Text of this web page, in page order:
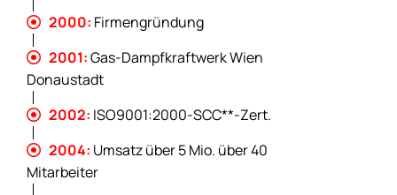
 2000: Firmengründung
 2001:Gas-Dampfkraftwerk Wien
Donaustadt
 2002: ISO9001:2000-SCC**-Zert.
 2004: Umsatz über 5 Mio. über 40
Mitarbeiter